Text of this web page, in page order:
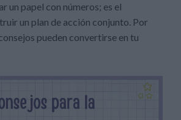
un papel con números; es el
un plan de acción conjunto. Por
pueden convertirse en tu